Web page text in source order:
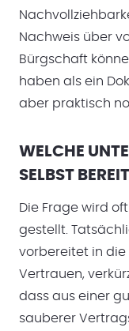
Nachweis über
Bürgschaft
haben als ein
aber praktisch
WELCHE
SELBST
Die Frage wird
gestellt.
vorbereitet in die
Vertrauen,
dass aus einer
sauberer